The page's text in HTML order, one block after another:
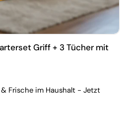
Griff + 3 Tücher mit
Frische im Haushalt - Jetzt